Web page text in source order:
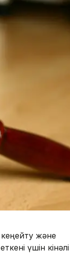
кеңейту және
үшін кінәлі